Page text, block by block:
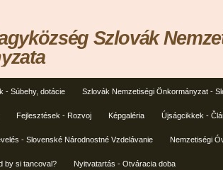
- Súbehy, dotácie Szlovák Nemzetiségi Önkormányzat -
Fejlesztések - Rozvoj Képgaléria Újságcikkek -
- Slovenské Národnostné Vzdelávanie Nemzetiségi
by si tancoval? Nyitvatartás - Otváracia doba
Szlovák